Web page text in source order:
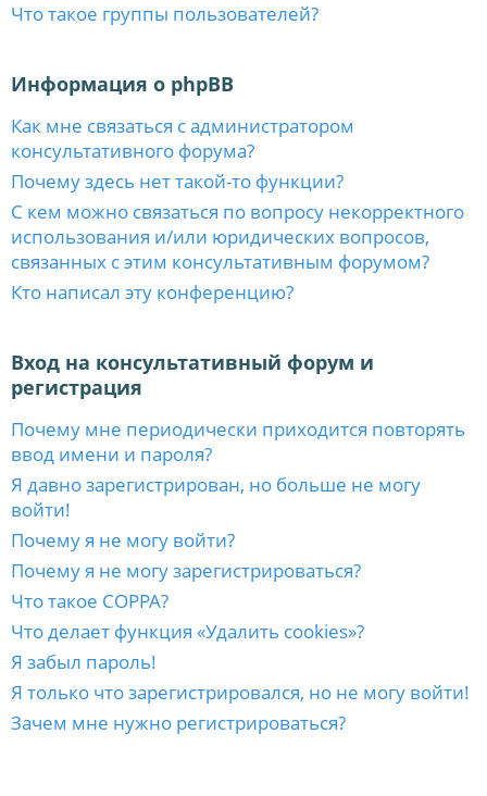
Что такое группы пользователей?
Информация о phpBB
Как мне связаться с администратором
консультативного форума?
Почему здесь нет такой-то функции?
С кем можно связаться по вопросу некорректного
использования и/или юридических вопросов,
связанных с этим консультативным форумом?
Кто написал эту конференцию?
Вход на консультативный форум и
регистрация
Почему мне периодически приходится повторять
ввод имени и пароля?
Я давно зарегистрирован, но больше не могу
войти!
Почему я не могу войти?
Почему я не могу зарегистрироваться?
Что такое COPPA?
Что делает функция «Удалить cookies»?
Я забыл пароль!
Я только что зарегистрировался, но не могу войти!
Зачем мне нужно регистрироваться?